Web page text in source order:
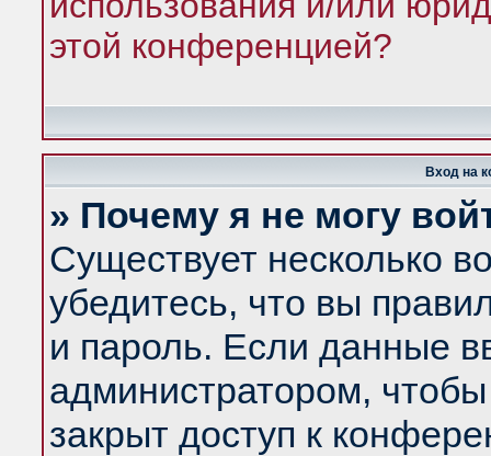
этой конференцией?
Вход на
» Почему я не могу
Существует несколько
убедитесь, что вы
и пароль. Если данные
администратором,
закрыт доступ к